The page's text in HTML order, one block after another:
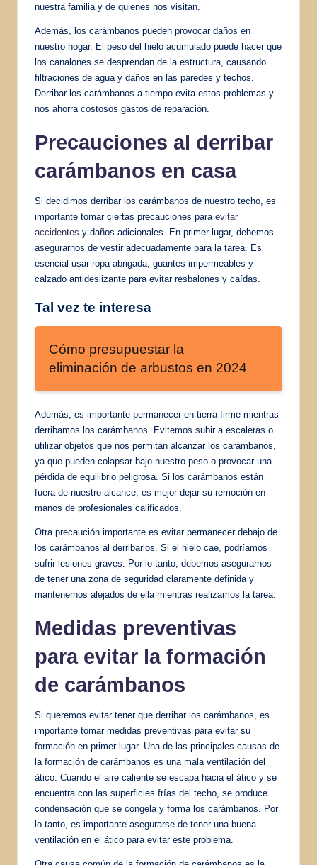
nuestra familia y de quienes nos visitan.
Además, los carámbanos pueden provocar daños en
nuestro hogar. El peso del hielo acumulado puede hacer que
los canalones se desprendan de la estructura, causando
filtraciones de agua y daños en las paredes y techos.
Derribar los carámbanos a tiempo evita estos problemas y
nos ahorra costosos gastos de reparación.
Precauciones al derribar
carámbanos en casa
Si decidimos derribar los carámbanos de nuestro techo, es
importante tomar ciertas precauciones para evitar
accidentes y daños adicionales. En primer lugar, debemos
asegurarnos de vestir adecuadamente para la tarea. Es
esencial usar ropa abrigada, guantes impermeables y
calzado antideslizante para evitar resbalones y caídas.
Tal vez te interesa
Cómo presupuestar la
eliminación de arbustos en 2024
Además, es importante permanecer en tierra firme mientras
derribamos los carámbanos. Evitemos subir a escaleras o
utilizar objetos que nos permitan alcanzar los carámbanos,
ya que pueden colapsar bajo nuestro peso o provocar una
pérdida de equilibrio peligrosa. Si los carámbanos están
fuera de nuestro alcance, es mejor dejar su remoción en
manos de profesionales calificados.
Otra precaución importante es evitar permanecer debajo de
los carámbanos al derribarlos. Si el hielo cae, podríamos
sufrir lesiones graves. Por lo tanto, debemos asegurarnos
de tener una zona de seguridad claramente definida y
mantenernos alejados de ella mientras realizamos la tarea.
Medidas preventivas
para evitar la formación
de carámbanos
Si queremos evitar tener que derribar los carámbanos, es
importante tomar medidas preventivas para evitar su
formación en primer lugar. Una de las principales causas de
la formación de carámbanos es una mala ventilación del
ático. Cuando el aire caliente se escapa hacia el ático y se
encuentra con las superficies frías del techo, se produce
condensación que se congela y forma los carámbanos. Por
lo tanto, es importante asegurarse de tener una buena
ventilación en el ático para evitar este problema.